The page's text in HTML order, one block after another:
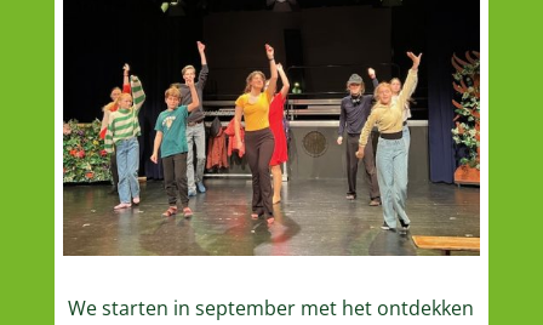
We starten in september met het ontdekken